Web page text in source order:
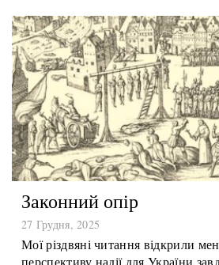
Законний опір
27 Грудня, 2025